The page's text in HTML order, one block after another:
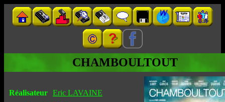
CHAMBOULTOUT
Réalisateur Eric LAVAINE